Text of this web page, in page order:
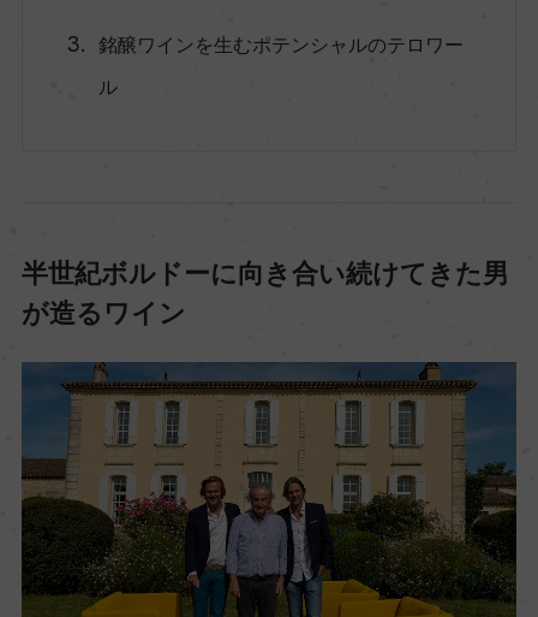
銘醸ワインを生むポテンシャルのテロワー
ル
半世紀ボルドーに向き合い続けてきた男
が造るワイン